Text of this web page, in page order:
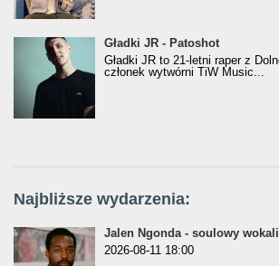
Gładki JR - Patoshot
Gładki JR - Patoshot
Gładki JR to 21-letni raper z
członek wytwórni TiW Music...
Najbliższe wydarzenia:
Jalen Ngonda - soulowy
2026-08-11 18:00